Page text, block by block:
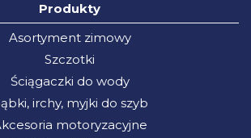
Produkty
Asortyment zimowy
Szczotki
Ściągaczki do wody
irchy, myjki do szyb
motoryzacyjne